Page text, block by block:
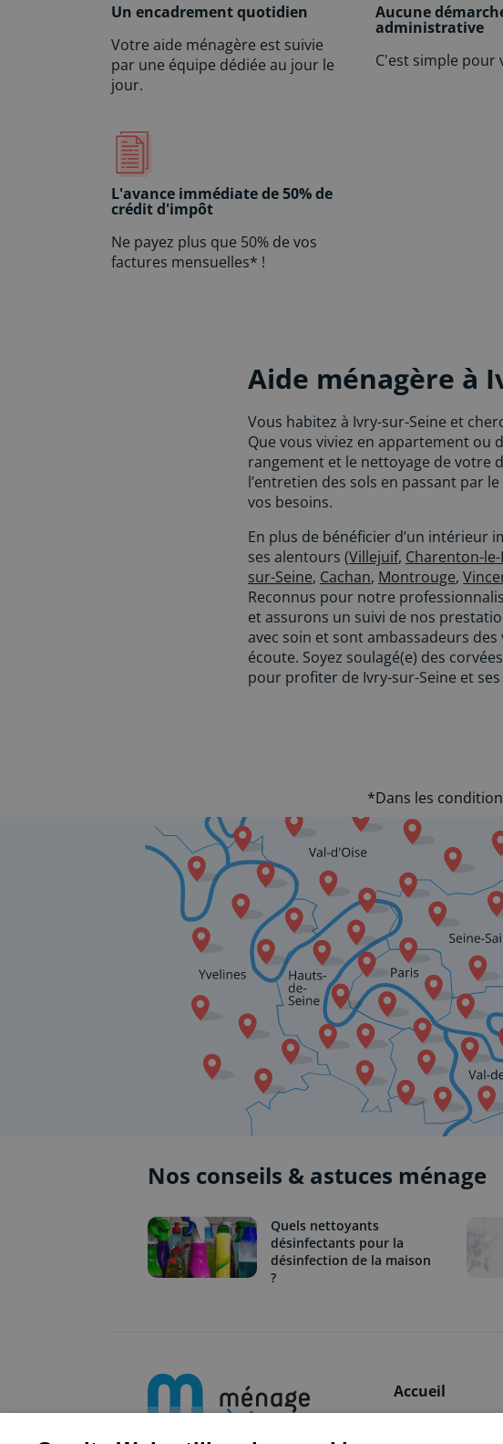
Un encadrement quotidien
Votre aide ménagère est suivie
par une équipe dédiée au jour le
jour.
Aucune
administrative
C'est simple pour
L'avance immédiate de 50% de
crédit d'impôt
Ne payez plus que 50% de vos
factures mensuelles* !
Aide ménagère à
Vous habitez à Ivry-sur-Seine et
Que vous viviez en appartement ou
rangement et le nettoyage de votre
l’entretien des sols en passant par
vos besoins.
En plus de bénéficier d’un intérieur
ses alentours (Villejuif, Charenton-
sur-Seine, Cachan, Montrouge,
Reconnus pour notre
et assurons un suivi de nos
avec soin et sont ambassadeurs
écoute. Soyez soulagé(e) des
pour profiter de Ivry-sur-Seine et
*Dans les
Nos conseils & astuces ménage
Quels nettoyants
désinfectants pour la
désinfection de la maison
?
Accueil
Le concept